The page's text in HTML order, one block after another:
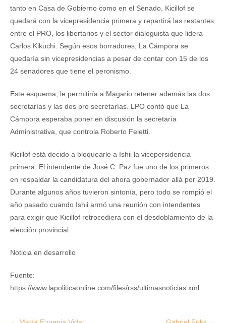
tanto en Casa de Gobierno como en el Senado, Kicillof se
quedará con la vicepresidencia primera y repartirá las restantes
entre el PRO, los libertarios y el sector dialoguista que lidera
Carlos Kikuchi. Según esos borradores, La Cámpora se
quedaría sin vicepresidencias a pesar de contar con 15 de los
24 senadores que tiene el peronismo.
Este esquema, le permitiría a Magario retener además las dos
secretarías y las dos pro secretarías. LPO contó que La
Cámpora esperaba poner en discusión la secretaría
Administrativa, que controla Roberto Feletti.
Kicillof está decido a bloquearle a Ishii la vicepersidencia
primera. El intendente de José C. Paz fue uno de los primeros
en respaldar la candidatura del ahora gobernador allá por 2019.
Durante algunos años tuvieron sintonía, pero todo se rompió el
año pasado cuando Ishii armó una reunión con intendentes
para exigir que Kicillof retrocediera con el desdoblamiento de la
elección provincial.
Noticia en desarrollo
Fuente:
https://www.lapoliticaonline.com/files/rss/ultimasnoticias.xml